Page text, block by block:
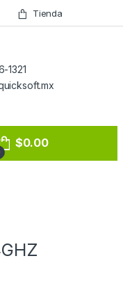
Tienda
1321
$0.00